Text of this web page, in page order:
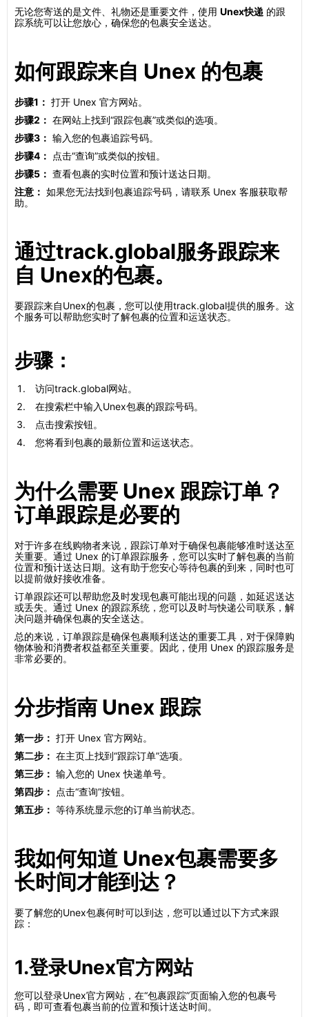
无论您寄送的是文件、礼物还是重要文件，使用 Unex快递 的跟
踪系统可以让您放心，确保您的包裹安全送达。
如何跟踪来自 Unex 的包裹
步骤1： 打开 Unex 官方网站。
步骤2： 在网站上找到“跟踪包裹”或类似的选项。
步骤3： 输入您的包裹追踪号码。
步骤4：
点击“查询”或类似的按钮。
步骤5： 查看包裹的实时位置和预计送达日期。
注意： 如果您无法找到包裹追踪号码，请联系 Unex 客服获取帮
助。
通过track.global服务跟踪来
自 Unex的包裹。
要跟踪来自Unex的包裹，您可以使用track.global提供的服务。这
个服务可以帮助您实时了解包裹的位置和运送状态。
步骤：
访问track.global网站。
在搜索栏中输入Unex包裹的跟踪号码。
点击搜索按钮。
您将看到包裹的最新位置和运送状态。
为什么需要 Unex 跟踪订单？
订单跟踪是必要的
对于许多在线购物者来说，跟踪订单对于确保包裹能够准时送达至
关重要。通过 Unex 的订单跟踪服务，您可以实时了解包裹的当前
位置和预计送达日期。这有助于您安心等待包裹的到来，同时也可
以提前做好接收准备。
订单跟踪还可以帮助您及时发现包裹可能出现的问题，如延迟送达
或丢失。通过 Unex 的跟踪系统，您可以及时与快递公司联系，解
决问题并确保包裹的安全送达。
总的来说，订单跟踪是确保包裹顺利送达的重要工具，对于保障购
物体验和消费者权益都至关重要。因此，使用 Unex 的跟踪服务是
非常必要的。
分步指南 Unex 跟踪
第一步： 打开 Unex 官方网站。
第二步： 在主页上找到“跟踪订单”选项。
第三步： 输入您的 Unex 快递单号。
第四步：
点击“查询”按钮。
第五步： 等待系统显示您的订单当前状态。
我如何知道 Unex包裹需要多
长时间才能到达？
要了解您的Unex包裹何时可以到达，您可以通过以下方式来跟
踪：
1.登录Unex官方网站
您可以登录Unex官方网站，在“包裹跟踪”页面输入您的包裹号
码，即可查看包裹当前的位置和预计送达时间。